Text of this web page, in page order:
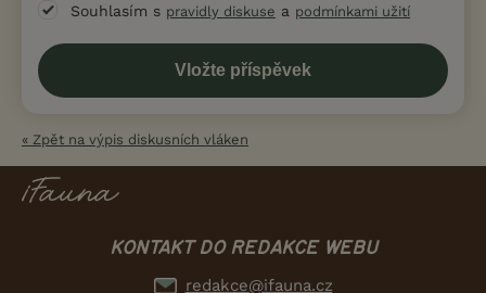
Souhlasím s pravidly diskuse a podmínkami užití
« Zpět na výpis diskusních vláken
KONTAKT DO REDAKCE WEBU
redakce@ifauna.cz